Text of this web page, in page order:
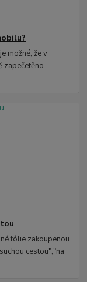
možné, že v
zapečetěno
fólie zakoupenou
cestou","na